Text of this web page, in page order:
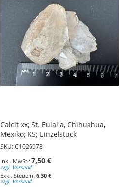
Calcit xx; St. Eulalia, Chihuahua,
Mexiko; KS; Einzelstück
SKU: C1026978
7,50 €
zzgl. Versand
6,30 €
zzgl. Versand